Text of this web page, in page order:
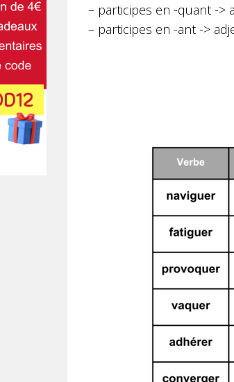
– participes en -quant ->
– participes en -ant ->